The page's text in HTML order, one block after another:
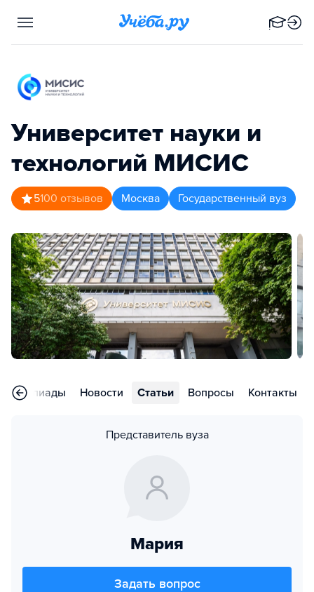
Университет науки и
технологий МИСИС
5100 отзывов Москва Государственный вуз
Олимпиады Новости Статьи Вопросы Контакты
Представитель вуза
Мария
Задать вопрос